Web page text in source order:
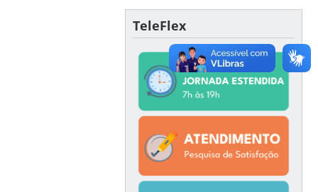
TeleFlex